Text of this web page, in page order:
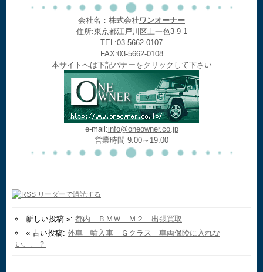
会社名：株式会社ワンオーナー
住所:東京都江戸川区上一色3-9-1
TEL:03-5662-0107
FAX:03-5662-0108
本サイトへは下記バナーをクリックして下さい
e-mail:info@oneowner.co.jp
営業時間 9:00～19:00
新しい投稿 »: 都内 ＢＭＷ Ｍ２ 出張買取
« 古い投稿: 外車 輸入車 Ｇクラス 車両保険に入れな
い、、？